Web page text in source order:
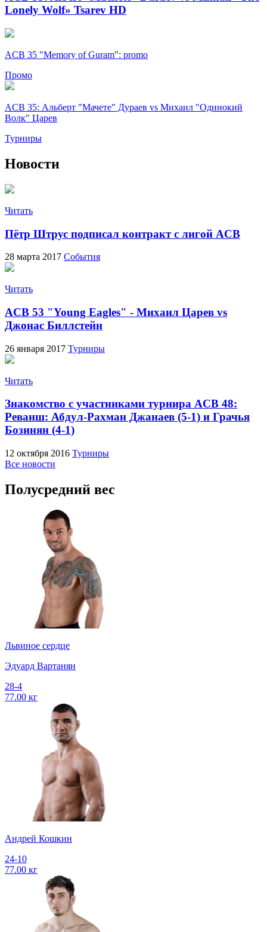
Lonely Wolf» Tsarev HD
ACB 35 "Memory of Guram": promo
Промо
ACB 35: Альберт "Мачете" Дураев vs Михаил "Одинокий
Волк" Царев
Турниры
Новости
Читать
Пётр Штрус подписал контракт с лигой ACB
28 марта 2017 События
Читать
ACB 53 "Young Eagles" - Михаил Царев vs
Джонас Биллстейн
26 января 2017 Турниры
Читать
Знакомство с участниками турнира ACB 48:
Реванш: Абдул-Рахман Джанаев (5-1) и Грачья
Бозинян (4-1)
12 октября 2016 Турниры
Все новости
Полусредний вес
Львиное сердце
Эдуард Вартанян
28-4
77.00 кг
Андрей Кошкин
24-10
77.00 кг